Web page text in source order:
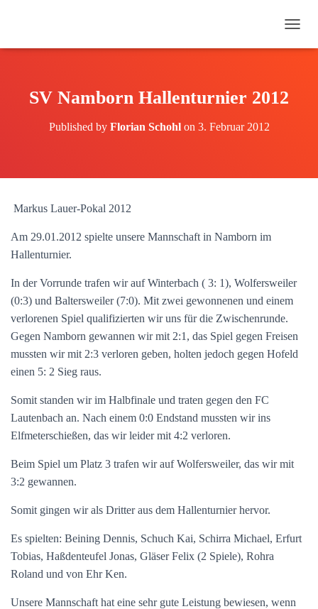
A
SV Namborn Hallenturnier 2012
Published by Florian Schohlon 3. Februar 2012
Markus Lauer-Pokal 2012
Am 29.01.2012 spielte unsere Mannschaft in Namborn im
Hallenturnier.
In der Vorrunde trafen wir auf Winterbach ( 3: 1), Wolfersweiler
(0:3) und Baltersweiler (7:0). Mit zwei gewonnenen und einem
verlorenen Spiel qualifizierten wir uns für die Zwischenrunde.
Gegen Namborn gewannen wir mit 2:1, das Spiel gegen Freisen
mussten wir mit 2:3 verloren geben, holten jedoch gegen Hofeld
einen 5: 2 Sieg raus.
Somit standen wir im Halbfinale und traten gegen den FC
Lautenbach an. Nach einem 0:0 Endstand mussten wir ins
Elfmeterschießen, das wir leider mit 4:2 verloren.
Beim Spiel um Platz 3 trafen wir auf Wolfersweiler, das wir mit
3:2 gewannen.
Somit gingen wir als Dritter aus dem Hallenturnier hervor.
Es spielten: Beining Dennis, Schuch Kai, Schirra Michael, Erfurt
Tobias, Haßdenteufel Jonas, Gläser Felix (2 Spiele), Rohra
Roland und von Ehr Ken.
Unsere Mannschaft hat eine sehr gute Leistung bewiesen, wenn